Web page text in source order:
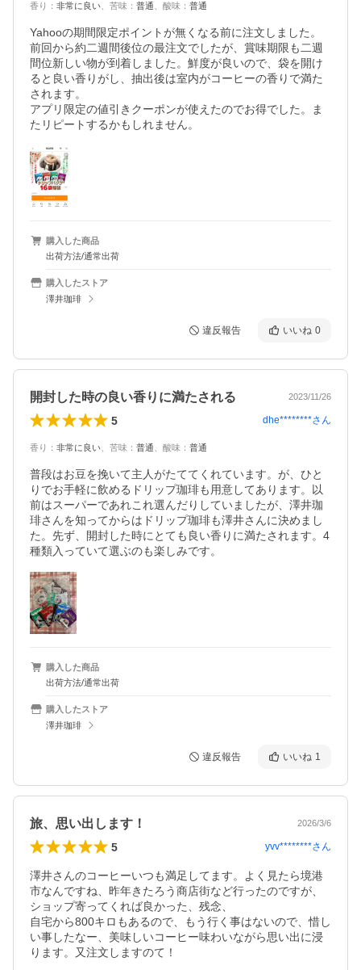
香り ： 非常に良い 苦味 ： 普通 酸味 ： 普通
Yahooの期間限定ポイントが無くなる前に注文しました。
前回から約二週間後位の最注文でしたが、賞味期限も二週
間位新しい物が到着しました。鮮度が良いので、袋を開け
ると良い香りがし、抽出後は室内がコーヒーの香りで満た
されます。
アプリ限定の値引きクーポンが使えたのでお得でした。ま
たリピートするかもしれません。
購入した商品
出荷方法/通常出荷
購入したストア
澤井珈琲
違反報告 いいね 0
開封した時の良い香りに満たされる 2023/11/26
5 dhe********さん
香り ： 非常に良い 苦味 ： 普通 酸味 ： 普通
普段はお豆を挽いて主人がたててくれています。が、ひと
りでお手軽に飲めるドリップ珈琲も用意してあります。以
前はスーパーであれこれ選んだりしていましたが、澤井珈
琲さんを知ってからはドリップ珈琲も澤井さんに決めまし
た。先ず、開封した時にとても良い香りに満たされます。4
種類入っていて選ぶのも楽しみです。
購入した商品
出荷方法/通常出荷
購入したストア
澤井珈琲
違反報告 いいね 1
旅、思い出します！ 2026/3/6
5 yvv********さん
澤井さんのコーヒーいつも満足してます。よく見たら境港
市なんですね、昨年きたろう商店街など行ったのですが、
ショップ寄ってくれば良かった、残念、
自宅から800キロもあるので、もう行く事はないので、惜し
い事したなー、美味しいコーヒー味わいながら思い出に浸
ります。又注文しますのて！